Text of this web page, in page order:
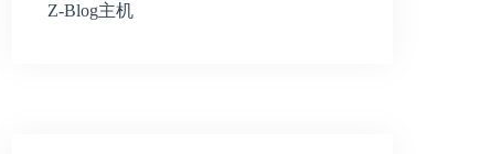
Z-Blog主机